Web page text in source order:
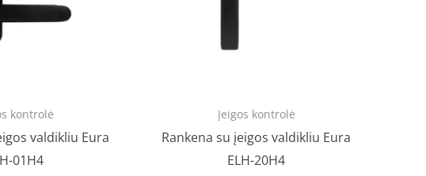
kontrolė
valdikliu Eura
01H4
Įeigos kontrolė
Rankena su įeigos valdikliu Eura
ELH-20H4